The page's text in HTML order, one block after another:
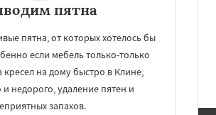
пятна
пятна, от которых хотелось бы
если мебель только-только
кресел на дому быстро в Клине,
и недорого, удаление пятен и
запахов.